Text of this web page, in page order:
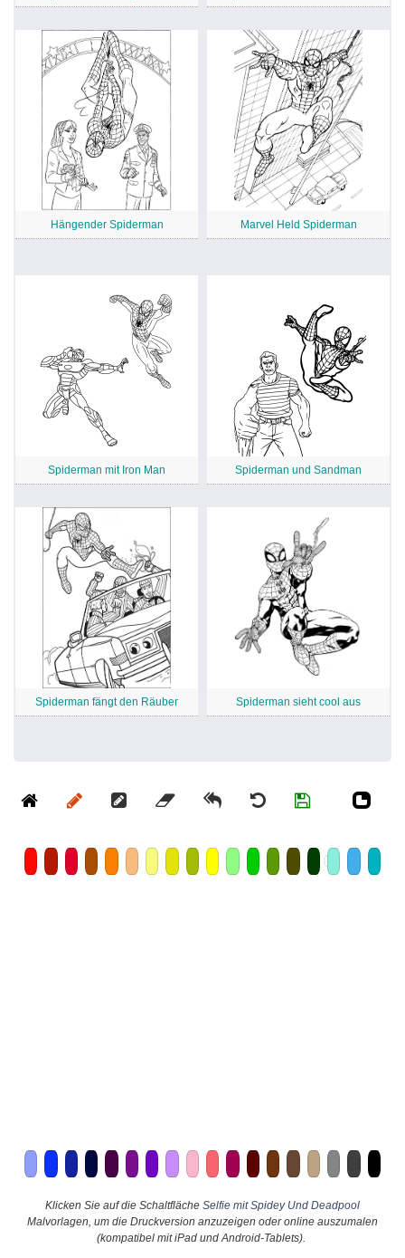
Hängender Spiderman Marvel Held Spiderman
Spiderman mit Iron Man Spiderman und Sandman
Spiderman fängt den Räuber Spiderman sieht cool aus
Klicken Sie auf die Schaltfläche Selfie mit Spidey Und Deadpool
Malvorlagen, um die Druckversion anzuzeigen oder online auszumalen
(kompatibel mit iPad und Android-Tablets).